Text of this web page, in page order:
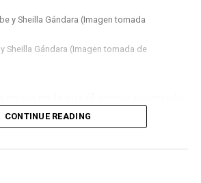
Sheilla Gándara (Imagen tomada de
de infidelidad
semanas del programa Juanda
intensos con Mariana
CONTINUE READING